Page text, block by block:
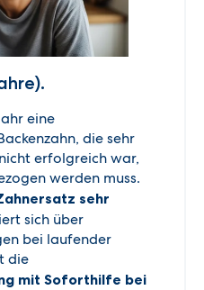
eine
die sehr
erfolgreich war,
werden muss.
sehr
sich über
bei laufender
die
mit Soforthilfe bei